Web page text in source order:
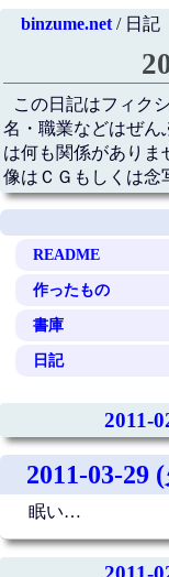
binzume.net/ 日記
この日記はフィク
名・職業などはぜん
は何も関係がありま
像はＣＧもしくは念
README
作ったもの
書庫
日記
2011-
2011-03-29
眠い…